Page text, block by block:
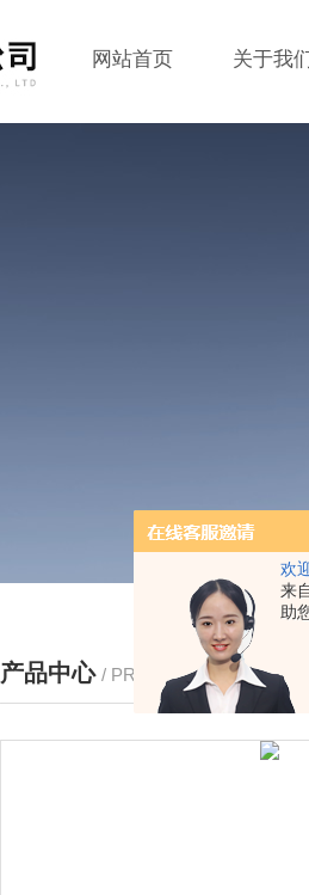
欢
来
助
网站首页 关于我
产品中心 / PRODUCTS